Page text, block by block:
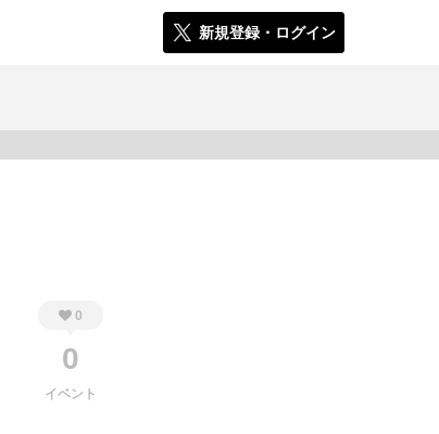
新規登録・ログイン
0
0
イベント